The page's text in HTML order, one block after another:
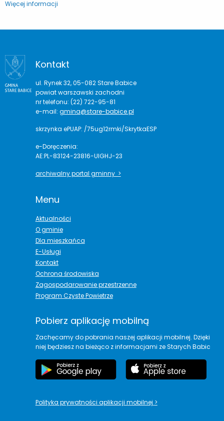
Więcej informacji
Kontakt
ul. Rynek 32, 05-082 Stare Babice
powiat warszawski zachodni
nr telefonu: (22) 722-95-81
e-mail: gmina@stare-babice.pl
skrzynka ePUAP: /75ug12rmki/SkrytkaESP
e-Doręczenia:
AE:PL-83124-23816-UIGHJ-23
archiwalny portal gminny >
Menu
Aktualności
O gminie
Dla mieszkańca
E-Usługi
Kontakt
Ochrona środowiska
Zagospodarowanie przestrzenne
Program Czyste Powietrze
Pobierz aplikację mobilną
Zachęcamy do pobrania naszej aplikacji mobilnej. Dzięki
niej będziesz na bieżąco z informacjami ze Starych Babic
Polityka prywatności aplikacji mobilnej >